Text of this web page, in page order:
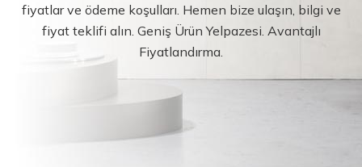
fiyatlar ve ödeme koşulları. Hemen bize ulaşın, bilgi ve
fiyat teklifi alın. Geniş Ürün Yelpazesi. Avantajlı
Fiyatlandırma.